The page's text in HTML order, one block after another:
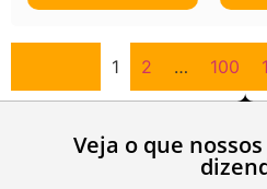
1 2 … 100
Veja o que